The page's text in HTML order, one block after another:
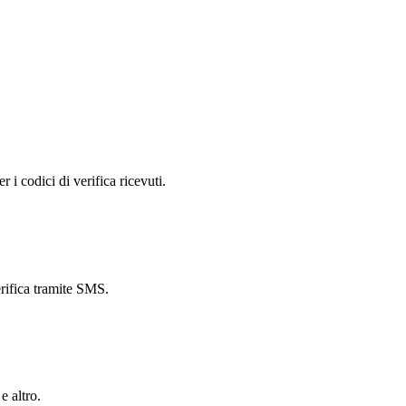
i codici di verifica ricevuti.
tramite SMS.
altro.